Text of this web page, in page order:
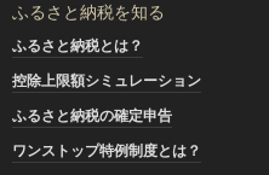
ふるさと納税を知る
ふるさと納税とは？
控除上限額シミュレーション
ふるさと納税の確定申告
ワンストップ特例制度とは？